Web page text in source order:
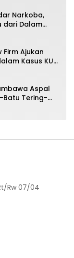
Narkoba,
dari Dalam
Firm Ajukan
Kasus KUR
Aspal
Batu Tering-
Rw 07/04